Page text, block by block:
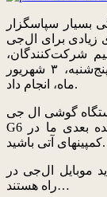
بسیار سپاسگزار
برای ال‌جی
شرکت‌کنندگان،
قرعه‌کشی مسابقه “بپا جانمونی” را در روز پنج‌شنبه، ۳ شهریور
ماه، انجام داد.
مشخص شدند و هدیه آنها که ۵ دستگاه گوشی ال جی
G6 بود به آنها تحویل داده شد. امیدواریم شما برنده بعدی ما در
کمپینهای آتی باشید.
موبایل ال‌جی در
راه هستند…